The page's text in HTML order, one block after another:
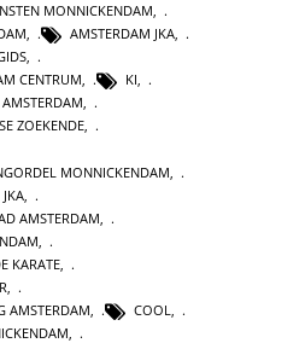
MONNICKENDAM,
, AMSTERDAM JKA,
,
CENTRUM, KI,
,
ZOEKENDE,
MONNICKENDAM
JKA
AMSTERDAM
KARATE
AMSTERDAM
COOL